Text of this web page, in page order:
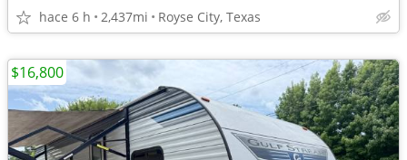
hace 6 h 2,437mi Royse City, Texas
$16,800